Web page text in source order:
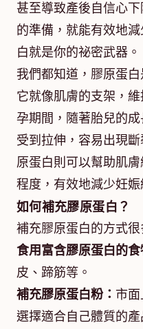
甚至導致產後自信心
的準備，就能有效地
白就是你的祕密武器。
我們都知道，膠原蛋
它就像肌膚的支架，
孕期間，隨著胎兒的
受到拉伸，容易出現
原蛋白則可以幫助肌
程度，有效地減少妊娠
如何補充膠原蛋白？
補充膠原蛋白的方式
食用富含膠原蛋白的食
皮、蹄筋等。
補充膠原蛋白粉： 市
選擇適合自己體質的產